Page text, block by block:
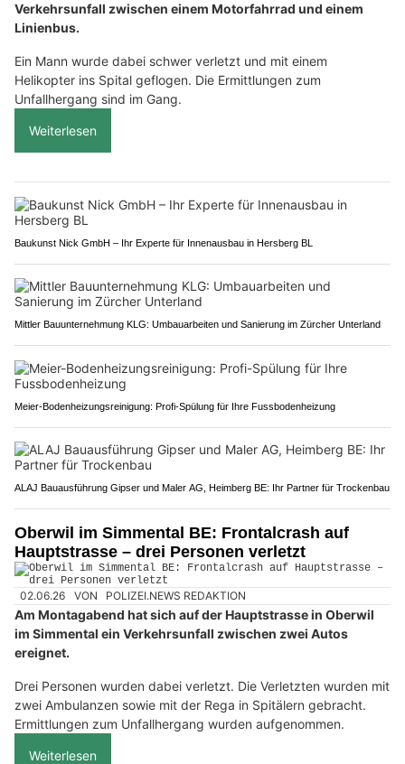
Verkehrsunfall zwischen einem Motorfahrrad und einem
Linienbus.
Ein Mann wurde dabei schwer verletzt und mit einem
Helikopter ins Spital geflogen. Die Ermittlungen zum
Unfallhergang sind im Gang.
Weiterlesen
Baukunst Nick GmbH – Ihr Experte für Innenausbau in Hersberg BL
Mittler Bauunternehmung KLG: Umbauarbeiten und Sanierung im Zürcher Unterland
Meier-Bodenheizungsreinigung: Profi-Spülung für Ihre Fussbodenheizung
ALAJ Bauausführung Gipser und Maler AG, Heimberg BE: Ihr Partner für Trockenbau
Oberwil im Simmental BE: Frontalcrash auf
Hauptstrasse – drei Personen verletzt
02.06.26 VON POLIZEI.NEWS REDAKTION
Am Montagabend hat sich auf der Hauptstrasse in Oberwil
im Simmental ein Verkehrsunfall zwischen zwei Autos
ereignet.
Drei Personen wurden dabei verletzt. Die Verletzten wurden mit
zwei Ambulanzen sowie mit der Rega in Spitälern gebracht.
Ermittlungen zum Unfallhergang wurden aufgenommen.
Weiterlesen